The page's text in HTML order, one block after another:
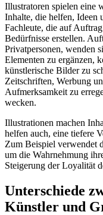
Illustratoren spielen eine
Inhalte, die helfen, Ideen
Fachleute, die auf
Bedürfnisse erstellen.
Privatpersonen, wenden
Elementen zu ergänzen,
künstlerische Bilder zu
Zeitschriften, Werbung
Aufmerksamkeit zu
wecken.
Illustrationen machen
helfen auch, eine tiefere
Zum Beispiel verwendet
um die Wahrnehmung
Steigerung der Loyalität
Unterschiede
Künstler und